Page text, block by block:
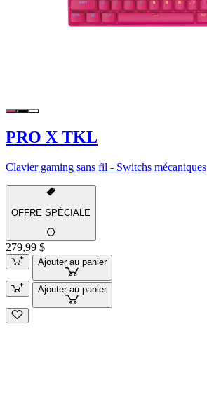
PRO X TKL
Clavier gaming sans fil - Switchs mécaniques
OFFRE SPÉCIALE
279,99 $
Ajouter au panier
Ajouter au panier